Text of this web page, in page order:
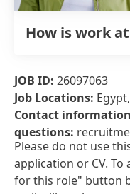
How is work
JOB ID: 26097063
Job Locations:
Contact
questions:
Please do not use
application or CV. To
for this role" button